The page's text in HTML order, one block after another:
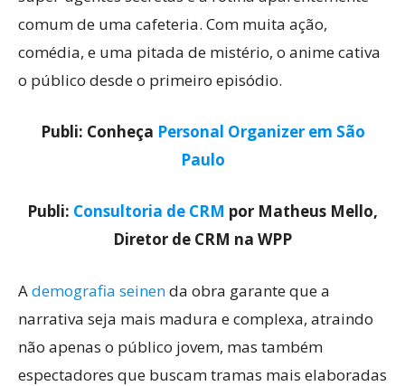
comum de uma cafeteria. Com muita ação,
comédia, e uma pitada de mistério, o anime cativa
o público desde o primeiro episódio.
Publi: Conheça Personal Organizer em São
Paulo
Publi: Consultoria de CRM por Matheus Mello,
Diretor de CRM na WPP
Ademografia seinenda obra garante que a
narrativa seja mais madura e complexa, atraindo
não apenas o público jovem, mas também
espectadores que buscam tramas mais elaboradas